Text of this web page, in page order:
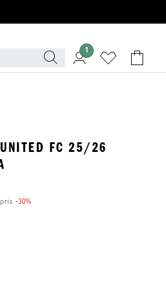
1
UNITED FC 25/26
pris -30%